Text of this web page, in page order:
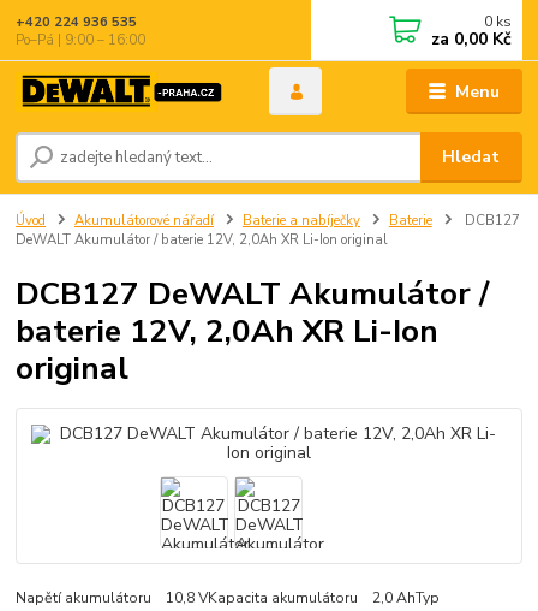
Menu
Hledat
+420 224 936 535
Po–Pá | 9:00 – 16:00
0 ks
za 0,00 Kč
Úvod Akumulátorové nářadí Baterie a nabíječky Baterie
DCB127
DeWALT Akumulátor / baterie 12V, 2,0Ah XR Li-Ion original
DCB127 DeWALT Akumulátor /
baterie 12V, 2,0Ah XR Li-Ion
original
Napětí akumulátoru 10,8 VKapacita akumulátoru 2,0 AhTyp